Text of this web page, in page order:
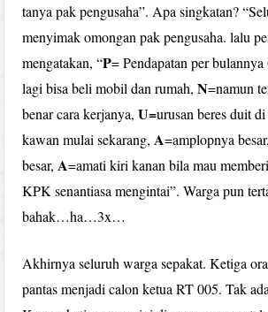
tanya pak pengusaha”. Apa singkatan?
menyimak omongan pak pengusaha. lalu
mengatakan, “P= Pendapatan per
lagi bisa beli mobil dan rumah,N=namun
benar cara kerjanya,U=urusan beres duit
kawan mulai sekarang, A=amplopnya
besar, A=amati kiri kanan bila mau
KPK senantiasa mengintai”. Warga pun
bahak…ha…3x…
Akhirnya seluruh warga sepakat. Ketiga
pantas menjadi calon ketua RT 005. Tak